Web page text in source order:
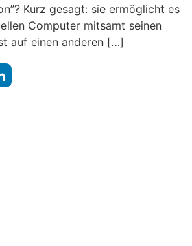
Kurz gesagt: sie ermöglicht es
Computer mitsamt seinen
auf einen anderen […]